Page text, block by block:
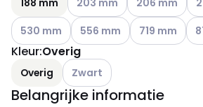
Andere varianten (Huidige combinatie
530 mm Andere varianten
556 mm Andere
719 mm
Kleur:Overig
Overig Andere varianten (Huidige
Zwart
Belangrijke informatie